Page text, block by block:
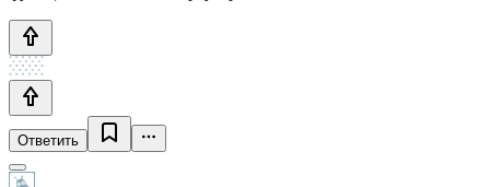
Ответить